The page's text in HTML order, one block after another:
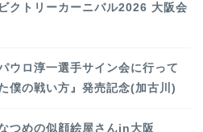
クトリーカーニバル2026 大阪会
ウロ淳一選手サイン会に行って
僕の戦い方』発売記念(加古川)
つめの似顔絵屋さんin大阪